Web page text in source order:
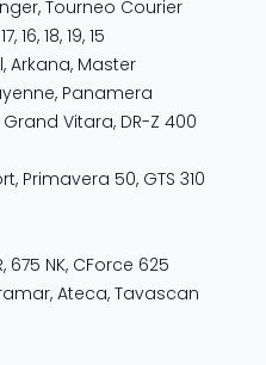
, Tourneo Courier
17, 16, 18, 19, 15
, Arkana, Master
, Panamera
Grand Vitara, DR-Z 400
, Primavera 50, GTS 310
, 675 NK, CForce 625
, Ateca, Tavascan